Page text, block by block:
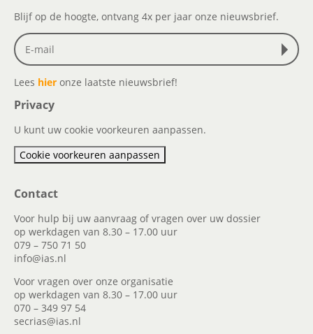
Blijf op de hoogte, ontvang 4x per jaar onze nieuwsbrief.
Lees hier onze laatste nieuwsbrief!
Privacy
U kunt uw cookie voorkeuren aanpassen.
Cookie voorkeuren aanpassen
Contact
Voor hulp bij uw aanvraag of vragen over uw dossier
op werkdagen van 8.30 – 17.00 uur
079 – 750 71 50
info@ias.nl
Voor vragen over onze organisatie
op werkdagen van 8.30 – 17.00 uur
070 – 349 97 54
secrias@ias.nl